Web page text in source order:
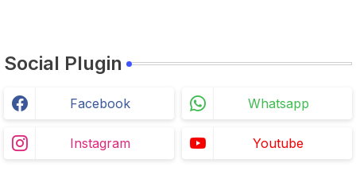
Social Plugin
Facebook Whatsapp
Instagram Youtube